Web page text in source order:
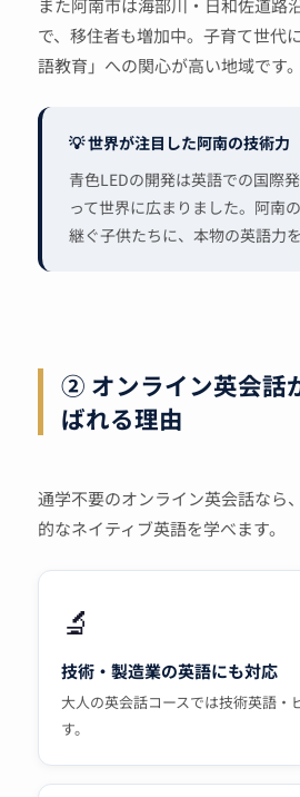
また阿南市は海部川・日和佐道路
で、移住者も増加中。子育て世代
語教育」への関心が高い地域です。
💡 世界が注目した阿南の技術力
青色LEDの開発は英語での国際
って世界に広まりました。阿南
継ぐ子供たちに、本物の英語力を
② オンライン英会話
ばれる理由
通学不要のオンライン英会話なら
的なネイティブ英語を学べます。
🔬
技術・製造業の英語にも対応
大人の英会話コースでは技術英語・
す。